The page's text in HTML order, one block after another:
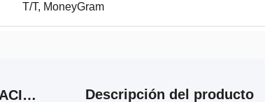
T/T, MoneyGram
PRODUCTOS RELACIONADOS Descripción del producto